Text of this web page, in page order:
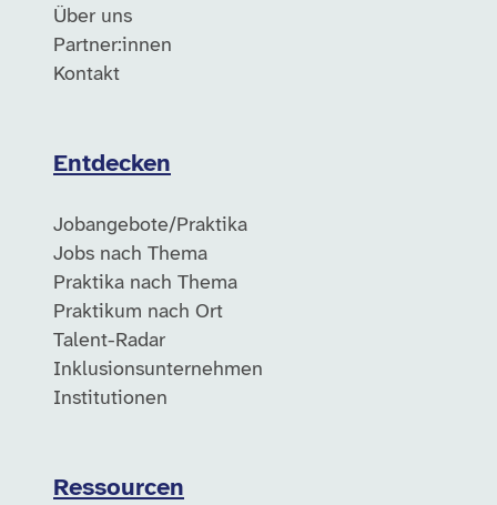
Über uns
Partner:innen
Kontakt
Entdecken
Jobangebote/Praktika
Jobs nach Thema
Praktika nach Thema
Praktikum nach Ort
Talent-Radar
Inklusionsunternehmen
Institutionen
Ressourcen